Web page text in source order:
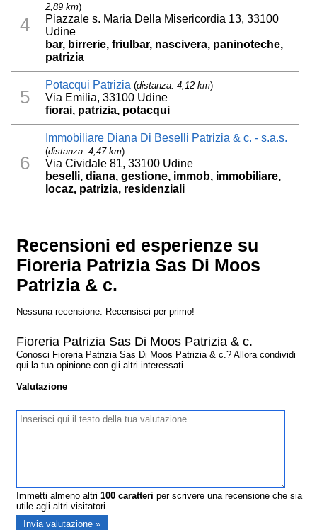
4
2,89 km)
Piazzale s. Maria Della Misericordia 13, 33100
Udine
bar, birrerie, friulbar, nascivera, paninoteche,
patrizia
5
Potacqui Patrizia (distanza: 4,12 km)
Via Emilia, 33100 Udine
fiorai, patrizia, potacqui
6
Immobiliare Diana Di Beselli Patrizia & c. - s.a.s.
(distanza: 4,47 km)
Via Cividale 81, 33100 Udine
beselli, diana, gestione, immob, immobiliare,
locaz, patrizia, residenziali
Recensioni ed esperienze su
Fioreria Patrizia Sas Di Moos
Patrizia & c.
Nessuna recensione. Recensisci per primo!
Fioreria Patrizia Sas Di Moos Patrizia & c.
Conosci Fioreria Patrizia Sas Di Moos Patrizia & c.? Allora condividi
qui la tua opinione con gli altri interessati.
Valutazione
Immetti almeno altri100 caratteri per scrivere una recensione che sia
utile agli altri visitatori.